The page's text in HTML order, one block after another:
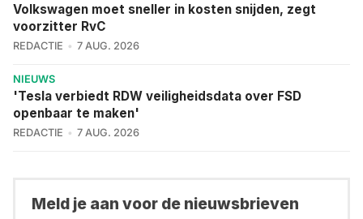
Volkswagen moet sneller in kosten snijden, zegt
voorzitter RvC
REDACTIE 7 AUG. 2026
NIEUWS
'Tesla verbiedt RDW veiligheidsdata over FSD
openbaar te maken'
REDACTIE 7 AUG. 2026
Meld je aan voor de nieuwsbrieven